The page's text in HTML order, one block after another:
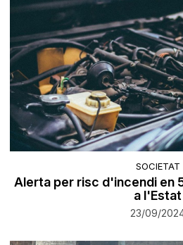
SOCIETAT
Alerta per risc d'incendi en
a l'Estat
23/09/